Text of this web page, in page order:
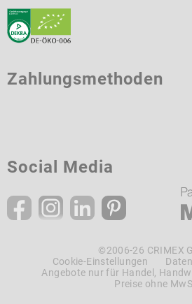
Zahlungsmethoden
Social Media
©2006-26 CRIMEX
Angebote nur für Handel,
Preise ohne
Cookie-Einstellungen